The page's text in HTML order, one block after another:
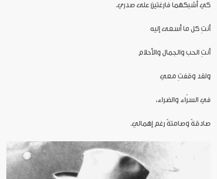
كي أشبكهما فارغتين على صدري.
أنتِ كل ما أسعى إليه
أنتِ الحب والجمال والأحلام
ولقد وقفتِ معي
في السرّاء والضراء،
صادقةً وصامتةً رغم إهمالي.